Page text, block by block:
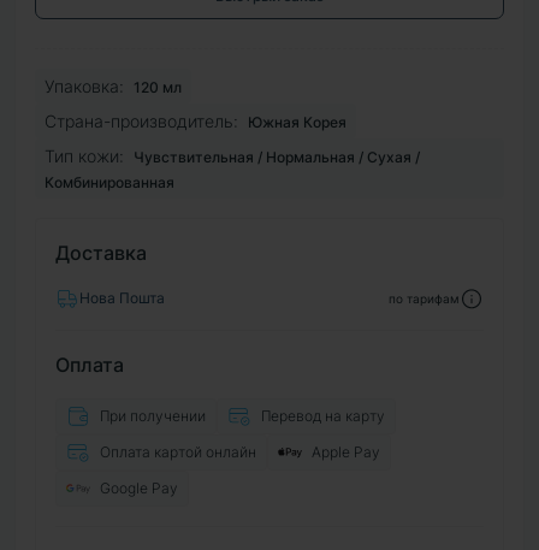
Упаковка: 120 мл
Страна-производитель: Южная Корея
Тип кожи:
Чувствительная / Нормальная / Сухая /
Комбинированная
Доставка
Нова Пошта по тарифам
Оплата
При получении
Перевод на карту
Оплата картой онлайн
Apple Pay
Google Pay